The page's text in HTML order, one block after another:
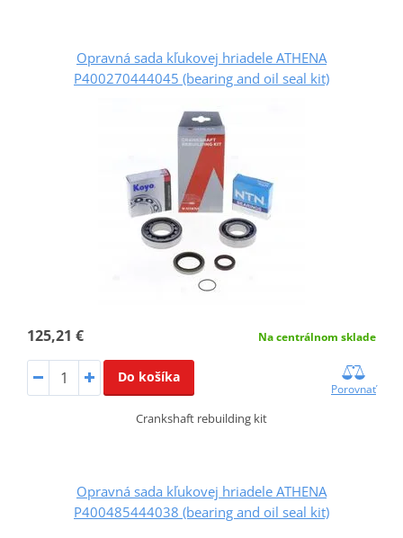
Opravná sada kľukovej hriadele ATHENA
P400270444045 (bearing and oil seal kit)
125,21 € Na centrálnom sklade
Do košíka
Porovnať
Crankshaft rebuilding kit
Opravná sada kľukovej hriadele ATHENA
P400485444038 (bearing and oil seal kit)